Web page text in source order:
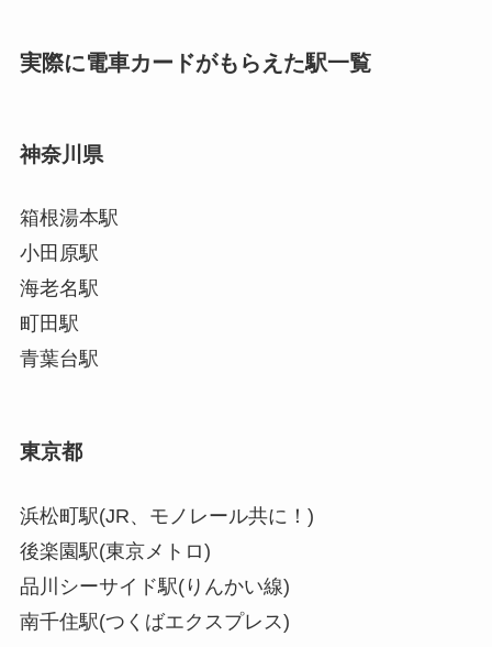
実際に電車カードがもらえた駅一覧
神奈川県
箱根湯本駅
小田原駅
海老名駅
町田駅
青葉台駅
東京都
浜松町駅(JR、モノレール共に！)
後楽園駅(東京メトロ)
品川シーサイド駅(りんかい線)
南千住駅(つくばエクスプレス)